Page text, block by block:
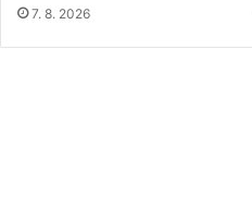
7. 8. 2026